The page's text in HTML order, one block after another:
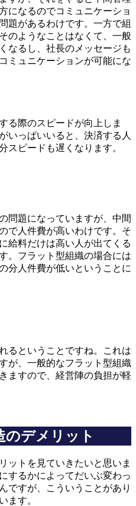
になるのでコミュニケーショ
題があるわけです。一方で組
のようなことはなくて、一般
なるし、社長のメッセージも
ミュニケーションが可能にな
る際のスピードが向上しま
いっぱいいると、決済する人
スピードも遅くなります。
問題になっていますが、中間
で人件費が高いわけです。そ
給料だけは高い人が出てくる
。フラット型組織の場合には
分人件費が低いということに
るということですね。これは
が、一般的なフラット型組織
ますので、経営陣の負担が軽
のデメリット
ットを見ていきたいと思いま
するかによってだいぶ変わっ
ですが、こういうことがあり
ます。